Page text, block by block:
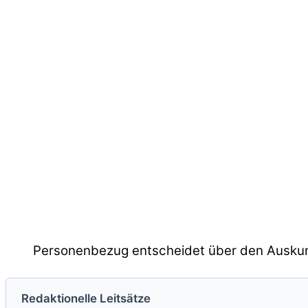
Personenbezug entscheidet über den
Redaktionelle Leitsätze